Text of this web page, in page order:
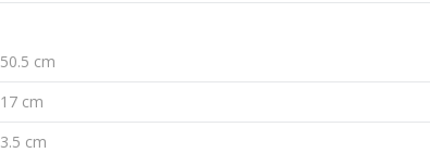
50.5 cm
17 cm
3.5 cm